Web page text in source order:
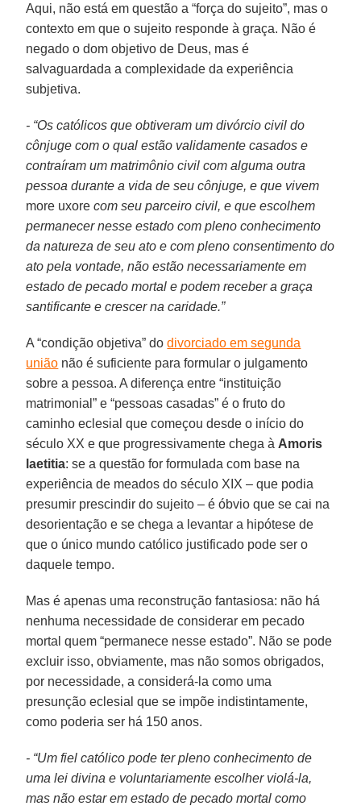
Aqui, não está em questão a “força do sujeito”, mas o
contexto em que o sujeito responde à graça. Não é
negado o dom objetivo de Deus, mas é
salvaguardada a complexidade da experiência
subjetiva.
- “Os católicos que obtiveram um divórcio civil do
cônjuge com o qual estão validamente casados e
contraíram um matrimônio civil com alguma outra
pessoa durante a vida de seu cônjuge, e que vivem
more uxore com seu parceiro civil, e que escolhem
permanecer nesse estado com pleno conhecimento
da natureza de seu ato e com pleno consentimento do
ato pela vontade, não estão necessariamente em
estado de pecado mortal e podem receber a graça
santificante e crescer na caridade.”
A “condição objetiva” dodivorciado em segunda
união não é suficiente para formular o julgamento
sobre a pessoa. A diferença entre “instituição
matrimonial” e “pessoas casadas” é o fruto do
caminho eclesial que começou desde o início do
século XX e que progressivamente chega à Amoris
laetitia: se a questão for formulada com base na
experiência de meados do século XIX – que podia
presumir prescindir do sujeito – é óbvio que se cai na
desorientação e se chega a levantar a hipótese de
que o único mundo católico justificado pode ser o
daquele tempo.
Mas é apenas uma reconstrução fantasiosa: não há
nenhuma necessidade de considerar em pecado
mortal quem “permanece nesse estado”. Não se pode
excluir isso, obviamente, mas não somos obrigados,
por necessidade, a considerá-la como uma
presunção eclesial que se impõe indistintamente,
como poderia ser há 150 anos.
- “Um fiel católico pode ter pleno conhecimento de
uma lei divina e voluntariamente escolher violá-la,
mas não estar em estado de pecado mortal como